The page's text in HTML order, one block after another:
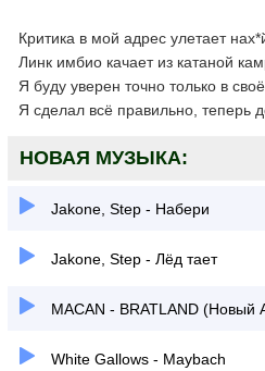
Критика в мой адрес улетает
Линк имбио качает из катаной
Я буду уверен точно только в
Я сделал всё правильно, теперь
НОВАЯ МУЗЫКА:
Jakone, Step - Набери
Jakone, Step - Лёд тает
MACAN - BRATLAND (Новый
White Gallows - Maybach